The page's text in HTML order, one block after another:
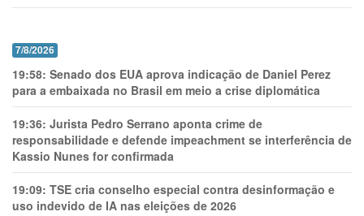
7/8/2026
19:58: Senado dos EUA aprova indicação de Daniel Perez
para a embaixada no Brasil em meio a crise diplomática
19:36: Jurista Pedro Serrano aponta crime de
responsabilidade e defende impeachment se interferência de
Kassio Nunes for confirmada
19:09: TSE cria conselho especial contra desinformação e
uso indevido de IA nas eleições de 2026